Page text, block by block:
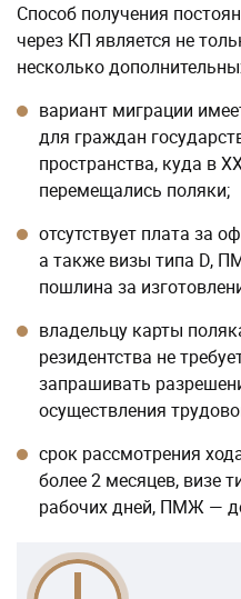
Способ получения
через КП является не
несколько
вариант миграции
для граждан
пространства, куда в
перемещались поляки;
отсутствует плата за
а также визы типа D,
пошлина за
владельцу карты
резидентства не
запрашивать
осуществления
срок рассмотрения
более 2 месяцев, визе
рабочих дней, ПМЖ —